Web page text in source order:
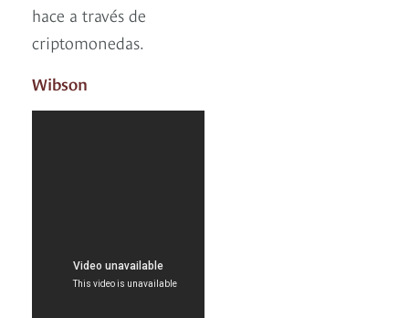
hace a través de
criptomonedas.
Wibson